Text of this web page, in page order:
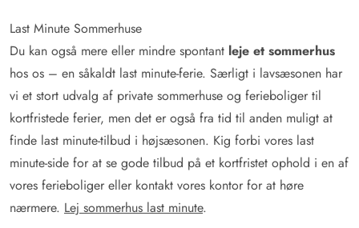
Last Minute Sommerhuse
Du kan også mere eller mindre spontant leje et sommerhus
hos os – en såkaldt last minute-ferie. Særligt i lavsæsonen har
vi et stort udvalg af private sommerhuse og ferieboliger til
kortfristede ferier, men det er også fra tid til anden muligt at
finde last minute-tilbud i højsæsonen. Kig forbi vores last
minute-side for at se gode tilbud på et kortfristet ophold i en af
vores ferieboliger eller kontakt vores kontor for at høre
nærmere. Lej sommerhus last minute.